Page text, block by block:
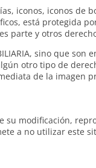
iconos, iconos de
está protegida
parte y otros
sino que son
otro tipo de
de la imagen
su modificación,
a no utilizar este